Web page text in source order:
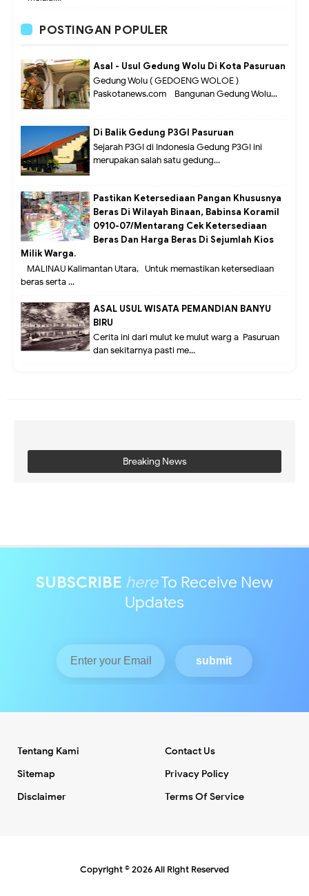
POSTINGAN POPULER
Asal - Usul Gedung Wolu Di Kota Pasuruan
Gedung Wolu ( GEDOENG WOLOE )
Paskotanews.com - Bangunan Gedung Wolu...
Di Balik Gedung P3GI Pasuruan
Sejarah P3GI di Indonesia Gedung P3GI ini
merupakan salah satu gedung...
Pastikan Ketersediaan Pangan Khususnya
Beras Di Wilayah Binaan, Babinsa Koramil
0910-07/Mentarang Cek Ketersediaan
Beras Dan Harga Beras Di Sejumlah Kios
Milik Warga.
MALINAU Kalimantan Utara,- Untuk memastikan ketersediaan
beras serta ...
ASAL USUL WISATA PEMANDIAN BANYU
BIRU
Cerita ini dari mulut ke mulut warg a Pasuruan
dan sekitarnya pasti me...
Breaking News
SUBSCRIBE hereTo Receive New
Updates
Tentang Kami
Contact Us
Sitemap
Privacy Policy
Disclaimer
Terms Of Service
Copyright ©2026All Right Reserved